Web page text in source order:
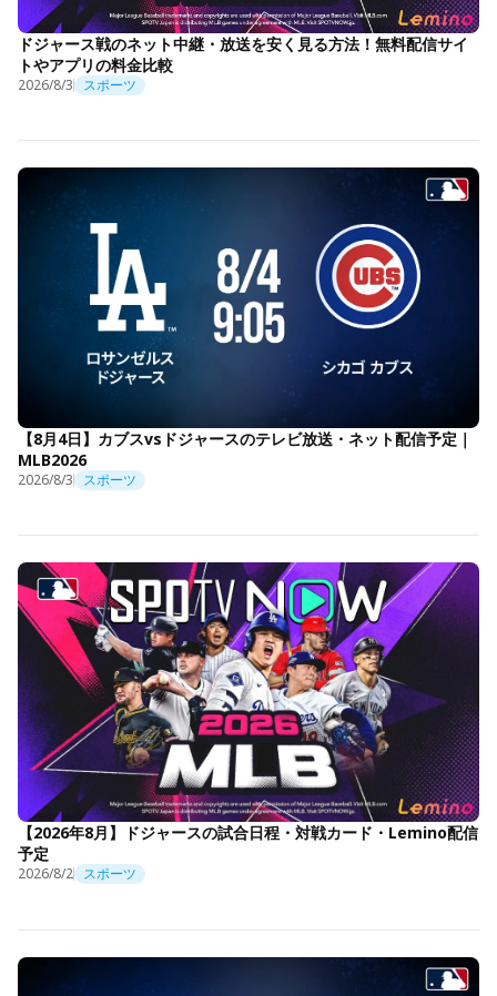
ドジャース戦のネット中継・放送を安く見る方法！無料配信サイ
トやアプリの料金比較
2026/8/3 スポーツ
【8月4日】カブスvsドジャースのテレビ放送・ネット配信予定｜
MLB2026
2026/8/3 スポーツ
【2026年8月】ドジャースの試合日程・対戦カード・Lemino配信
予定
2026/8/2 スポーツ